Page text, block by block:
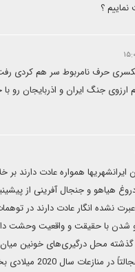
نماییم ؟
حرف نامربوط سر هم کردی
ارزوی جنگ ایران و اذربایجان رو
ایرانشهریها همواره عادت دارند بر
هیاهو و جنجال آفرینی از
نشده انگار عادت دارند در
شدن با حقیقت و واقعیت وحشت
محل درگیری‌های خونین میان
ارمنستان بوده است و